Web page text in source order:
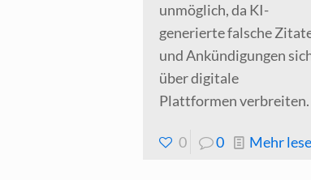
unmöglich, da KI-
generierte falsche
und Ankündigungen
über digitale
Plattformen verbreiten.
0 0 Mehr